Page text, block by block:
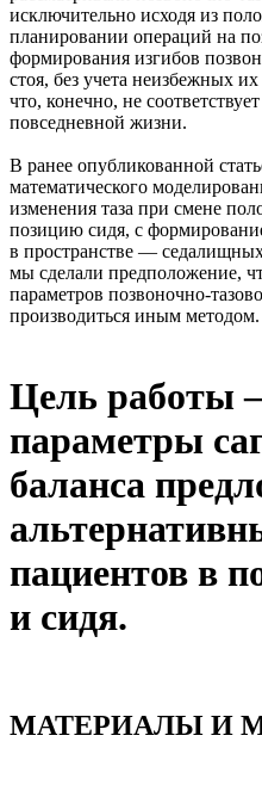
исключительно исходя из
планировании операций на
формирования изгибов
стоя, без учета неизбежных
что, конечно, не
повседневной жизни.
В ранее опубликованной
математического
изменения таза при смене
позицию сидя, с
в пространстве —
мы сделали предположение,
параметров позвоночно-
производиться иным методом.
Цель работы
параметры
баланса
пациентов в
и сидя.
МАТЕРИАЛЫ И